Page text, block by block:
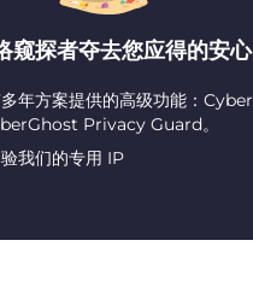
窥探者夺去您应得的安心
年方案提供的高级功能：
Privacy Guard。
我们的专用 IP